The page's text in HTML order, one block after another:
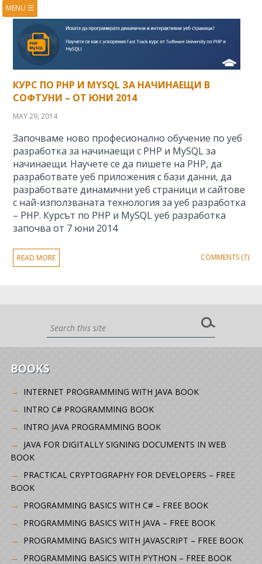
MENU ☰
BOOKS
COURSES
VIDEOS
CONTACTS
RSS FEED
КУРС ПО PHP И MYSQL ЗА НАЧИНАЕЩИ В
СОФТУНИ – ОТ ЮНИ 2014
MAY 29, 2014
Започваме ново професионално обучение по уеб
разработка за начинаещи с PHP и MySQL за
начинаещи. Научете се да пишете на PHP, да
разработвате уеб приложения с бази данни, да
разработвате динамични уеб страници и сайтове
с най-използваната технология за уеб разработка
– PHP. Курсът по PHP и MySQL уеб разработка
започва от 7 юни 2014
READ MORE COMMENTS (7)
BOOKS
INTERNET PROGRAMMING WITH JAVA BOOK
INTRO C# PROGRAMMING BOOK
INTRO JAVA PROGRAMMING BOOK
JAVA FOR DIGITALLY SIGNING DOCUMENTS IN WEB
BOOK
PRACTICAL CRYPTOGRAPHY FOR DEVELOPERS – FREE
BOOK
PROGRAMMING BASICS WITH C# – FREE BOOK
PROGRAMMING BASICS WITH JAVA – FREE BOOK
PROGRAMMING BASICS WITH JAVASCRIPT – FREE BOOK
PROGRAMMING BASICS WITH PYTHON – FREE BOOK